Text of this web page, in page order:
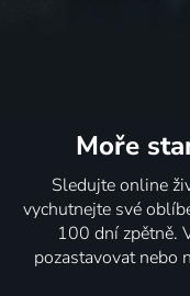
Moře
Sledujte online
vychutnejte své
100 dní zpětně.
pozastavovat nebo